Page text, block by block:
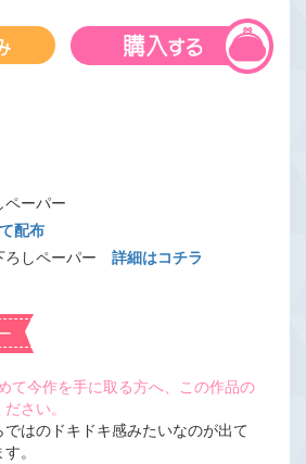
ーパー
配布
ろしペーパー 詳細はコチラ
今作を手に取る方へ、この作品の
さい。
はのドキドキ感みたいなのが出て
。